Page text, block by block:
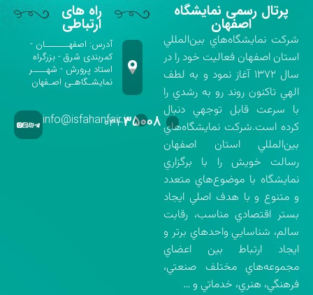
پرتال رسمی نمایشگاه
اصفهان
شركت نمايشگاه‌هاي بين‌المللي
استان اصفهان فعاليت خود را در
سال ۱۳۷۲ آغاز نمود و به لطف
الهي تاكنون روند رو به رشدي را
با سرعت قابل توجهي دنبال
كرده است.شركت نمايشگاه‌هاي
بين‌المللي استان اصفهان
رسالت خويش را با برگزاري
نمايشگاه با موضوع‌هاي متعدد
و متنوع و با هدف اصلي ايجاد
بستر اقتصادي مناسب، رقابت
سالم، شناسايي واحدهاي برتر و
ايجاد ارتباط بين اعضاي
مجموعه‌هاي مختلف صنعتي،
فرهنگي، هنري، خدماتي و …
راه های
ارتباطی
آدرس: اصفهـــــــان -
کمربندی شرق - بزرگراه
استاد پرورش - شهــــر
نمایشـگاهـی اصـفهان
۰۳۱-۳۵۰۰۸info@isfahanfair.ir